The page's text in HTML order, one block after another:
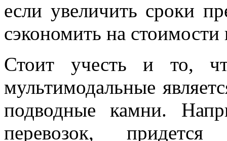
если увеличить сроки
сэкономить на стоимости
Стоит учесть и то,
мультимодальные
подводные камни.
перевозок,